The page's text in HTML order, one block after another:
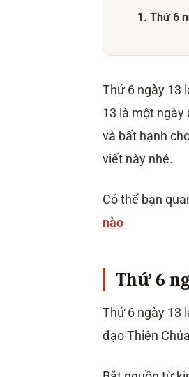
1. Thứ 6
Thứ 6 ngày 13
13 là một ngày
và bất hạnh
viết này nhé.
Có thể bạn
nào
Thứ 6
Thứ 6 ngày 13
đạo Thiên